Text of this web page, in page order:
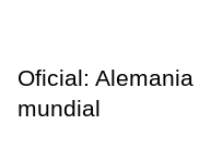
Oficial:
mundial